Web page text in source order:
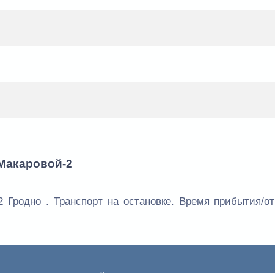
2
Гродно . Транспорт на остановке. Время прибытия/